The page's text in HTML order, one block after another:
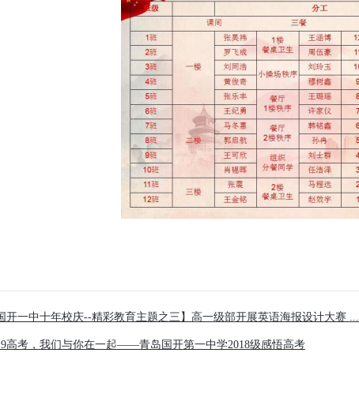
开一中十年校庆--精彩教育主题之三】高一级部开展英语海报设计大赛 ...
高考，我们与你在一起——青岛国开第一中学2018级感悟高考